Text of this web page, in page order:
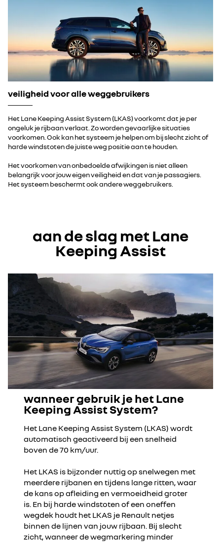
veiligheid voor alle weggebruikers
Het Lane Keeping Assist System (LKAS) voorkomt dat je per
ongeluk je rijbaan verlaat. Zo worden gevaarlijke situaties
voorkomen. Ook kan het systeem je helpen om bij slecht zicht of
harde windstoten de juiste weg positie aan te houden.
Het voorkomen van onbedoelde afwijkingen is niet alleen
belangrijk voor jouw eigen veiligheid en dat van je passagiers.
Het systeem beschermt ook andere weggebruikers.
aan de slag met Lane
Keeping Assist
wanneer gebruik je het Lane
Keeping Assist System?
Het Lane Keeping Assist System (LKAS) wordt
automatisch geactiveerd bij een snelheid
boven de 70 km/uur.
Het LKAS is bijzonder nuttig op snelwegen met
meerdere rijbanen en tijdens lange ritten, waar
de kans op afleiding en vermoeidheid groter
is. En bij harde windstoten of een oneffen
wegdek houdt het LKAS je Renault netjes
binnen de lijnen van jouw rijbaan. Bij slecht
zicht, wanneer de wegmarkering minder